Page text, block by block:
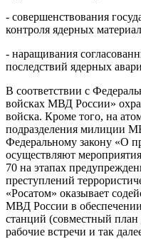
- совершенствования
контроля ядерных
- наращивания
последствий ядерных
В соответствии с
войсках МВД России»
войска. Кроме того, на
подразделения милиции
Федеральному закону «О
осуществляют
70 на этапах
преступлений
«Росатом» оказывает
МВД России в
станций (совместный
рабочие встречи и так